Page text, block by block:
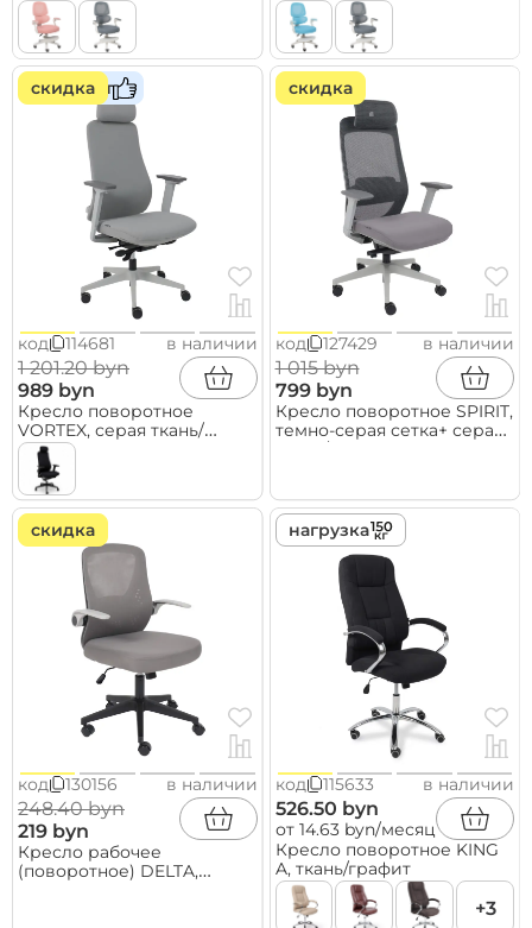
скидкахит
код 114681 в наличии
1 201.20 byn
989 byn
Кресло поворотное
VORTEX, серая ткань/
белый полиамид,
коллекция AKSPRIME
скидка
код 127429 в наличии
1 015 byn
799 byn
Кресло поворотное SPIRIT,
темно-серая сетка+ серая
ткань/серый полиамид
скидка
код 130156 в наличии
248.40 byn
219 byn
Кресло рабочее
(поворотное) DELTA,
нагрузка
код 115633 в наличии
526.50 byn
от 14.63 byn/месяц
Кресло поворотное KING
A, ткань/графит
+3